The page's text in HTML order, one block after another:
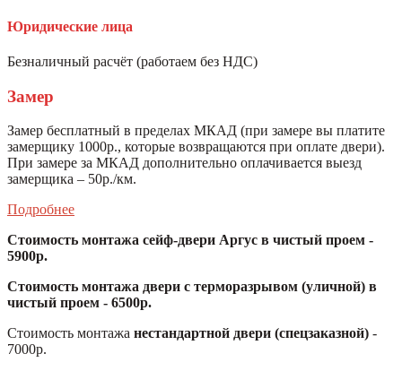
Юридические лица
Безналичный расчёт (работаем без НДС)
Замер
Замер бесплатный в пределах МКАД (при замере вы платите
замерщику 1000р., которые возвращаются при оплате двери).
При замере за МКАД дополнительно оплачивается выезд
замерщика – 50р./км.
Подробнее
Стоимость монтажа сейф-двери Аргус в чистый проем -
5900р.
Стоимость монтажа двери с терморазрывом (уличной) в
чистый проем - 6500р.
Стоимость монтажа нестандартной двери (спецзаказной) -
7000р.